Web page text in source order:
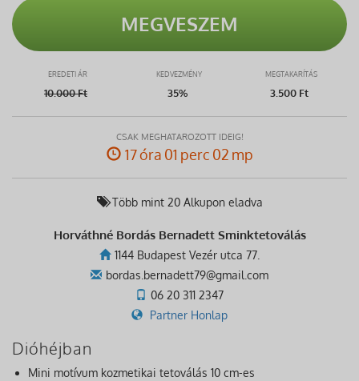
MEGVESZEM
EREDETI ÁR KEDVEZMÉNY MEGTAKARÍTÁS
10.000Ft 35% 3.500 Ft
CSAK MEGHATÁROZOTT IDEIG!
17 óra 01 perc 02 mp
Több mint 20 Alkupon eladva
Horváthné Bordás Bernadett Sminktetoválás
1144 Budapest Vezér utca 77.
bordas.bernadett79@gmail.com
06 20 311 2347
Partner Honlap
Dióhéjban
Mini motívum kozmetikai tetoválás 10 cm-es